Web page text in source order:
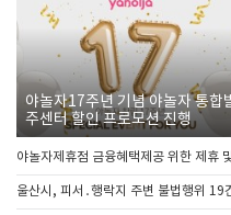
야놀자17주년 기념 야놀자 통합
주센터 할인 프로모션 진행
야놀자제휴점 금융혜택제공 위한 제휴
울산시, 피서․행락지 주변 불법행위 19